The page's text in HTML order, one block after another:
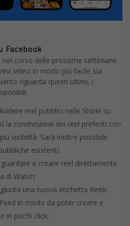
Facebook
corso delle prossime settimane
video in modo più facile sia
riguarda questi ultimi, i
reel pubblici nelle Storie su
la condivisione dei reel preferiti con
visibilità. Sarà inoltre possibile
esistenti;
e creare reel direttamente
di Watch;
una nuova etichetta Reels
in modo da poter creare e
in pochi click;